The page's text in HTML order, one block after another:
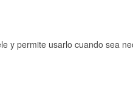
y permite usarlo cuando sea